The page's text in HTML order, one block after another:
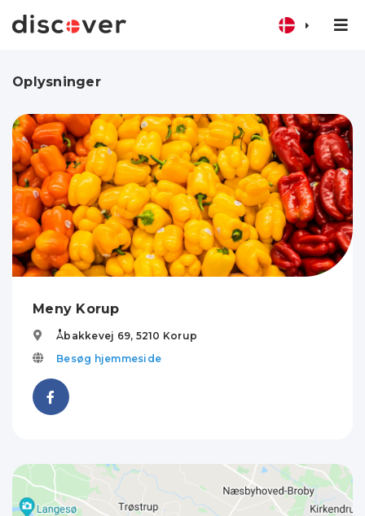
Oplysninger
Meny Korup
Åbakkevej 69, 5210 Korup
Besøg hjemmeside